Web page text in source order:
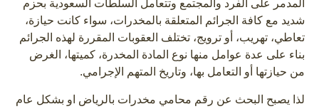
المدمر على الفرد والمجتمع وتتعامل السلطات السعودية بحزم
شديد مع كافة الجرائم المتعلقة بالمخدرات، سواء كانت حيازة،
تعاطي، تهريب، أو ترويج، تختلف العقوبات المقررة لهذه الجرائم
بناء على عدة عوامل منها نوع المادة المخدرة، كميتها، الغرض
من حيازتها أو التعامل بها، وتاريخ المتهم الإجرامي.
لذا يصبح البحث عن رقم محامي مخدرات بالرياض او بشكل عام